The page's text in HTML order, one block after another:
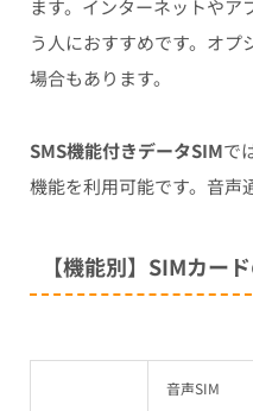
ます。インターネットやア
う人におすすめです。オプ
場合もあります。
SMS機能付きデータSIMで
機能を利用可能です。音声
【機能別】SIMカー
音声SIM